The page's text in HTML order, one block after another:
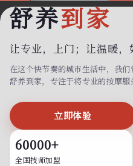
预约技师
舒养到家
让专业，上门； 让温暖，
在这个快节奏的城市生活中，我们
舒养到家，专注于将专业的按摩服
立即体验
60000+
全国技师加盟